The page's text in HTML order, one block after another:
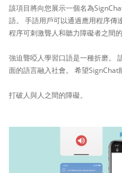
該項目將向您展示一個名為
語。 手語用戶可以通過應用程序傳
程序可刺激聾人和聽力障礙者之間
強迫聾啞人學習口語是一種折磨。
面的語言融入社會。 希望SignChat
打破人與人之間的障礙。